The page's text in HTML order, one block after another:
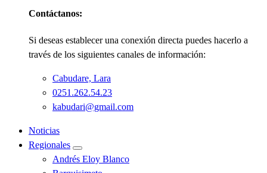
Contáctanos:
Si deseas establecer una conexión directa puedes hacerlo a
través de los siguientes canales de información:
Cabudare, Lara
0251.262.54.23
kabudari@gmail.com
Noticias
Regionales
Andrés Eloy Blanco